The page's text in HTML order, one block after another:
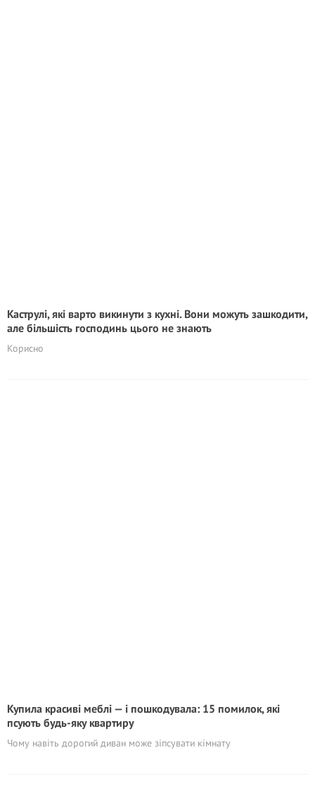
Каструлі, які варто викинути з кухні. Вони можуть зашкoдити,
але більшість господинь цього не знають
Корисно
Купила красиві меблі — і пошкодувала: 15 помилок, які
псують будь-яку квартиру
Чому навіть дорогий диван може зіпсувати кімнату